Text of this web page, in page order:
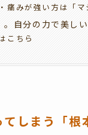
痛みが強い方は「
自分の力で美し
こちら
しまう「根